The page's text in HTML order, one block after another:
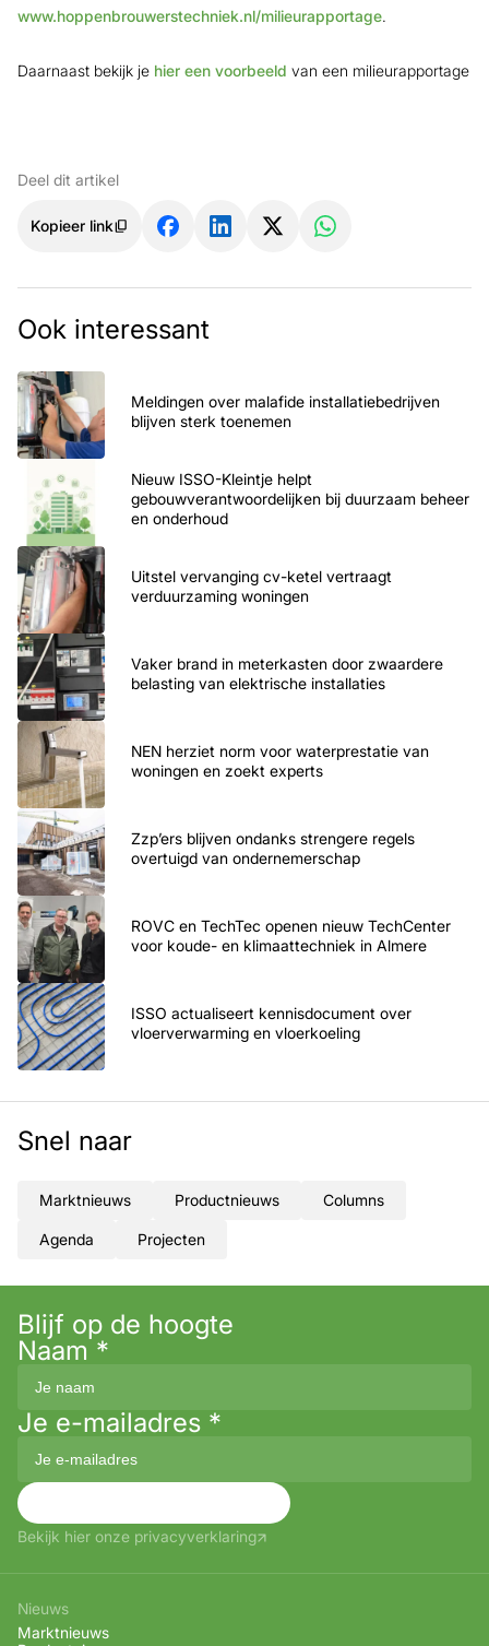
www.hoppenbrouwerstechniek.nl/milieurapportage.
Daarnaast bekijk je hier een voorbeeld van een milieurapportage
Deel dit artikel
Kopieer link
Ook interessant
Meldingen over malafide installatiebedrijven
blijven sterk toenemen
Nieuw ISSO-Kleintje helpt
gebouwverantwoordelijken bij duurzaam beheer
en onderhoud
Uitstel vervanging cv-ketel vertraagt
verduurzaming woningen
Vaker brand in meterkasten door zwaardere
belasting van elektrische installaties
NEN herziet norm voor waterprestatie van
woningen en zoekt experts
Zzp’ers blijven ondanks strengere regels
overtuigd van ondernemerschap
ROVC en TechTec openen nieuw TechCenter
voor koude- en klimaattechniek in Almere
ISSO actualiseert kennisdocument over
vloerverwarming en vloerkoeling
Snel naar
Marktnieuws Productnieuws Columns
Agenda Projecten
Blijf op de hoogte
Naam *
Je e-mailadres *
Bekijk hier onze privacyverklaring
Nieuws
Marktnieuws